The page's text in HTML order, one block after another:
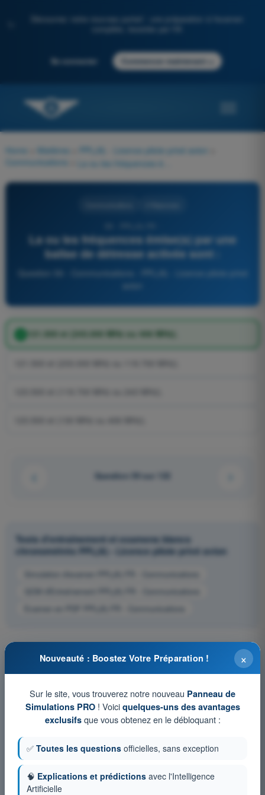
Découvrez notre nouveau portail : une préparation à l'examen
Se connecter Commencer maintenant
Home Matières PPL(A) - Licence pilote privé avion
Communications
La ou les fréquences émise(s) par une
balise de détresse activée sont :
121.500 et (243.000 MHz ou 406 MHz).
Question 59 sur 122
Tests d'entraînement et examens blancs
chronométrés PPL(A) - Licence pilote privé avion
×
Nouveauté : Boostez Votre Préparation !
Sur le site, vous trouverez notre nouveau Panneau de
Simulations PRO! Voici quelques-uns des avantages
exclusifsque vous obtenez en le débloquant :
✅ Toutes les questions officielles, sans exception
🧠 Explications et prédictions avec l'Intelligence
Artificielle